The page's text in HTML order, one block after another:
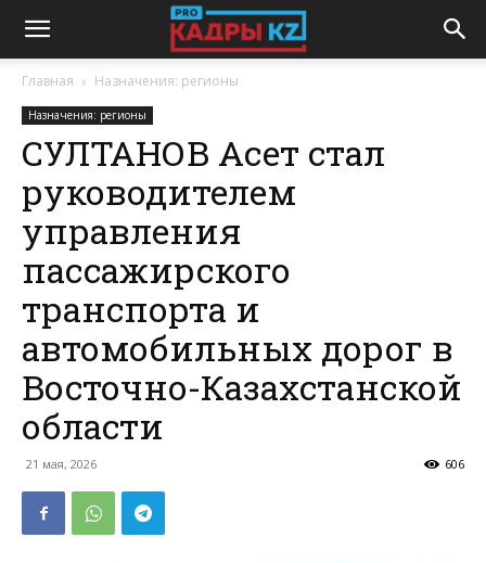
Главная Назначения: регионы
Назначения: регионы
СУЛТАНОВ Асет стал
руководителем
управления
пассажирского
транспорта и
автомобильных дорог в
Восточно-Казахстанской
области
21 мая, 2026 606